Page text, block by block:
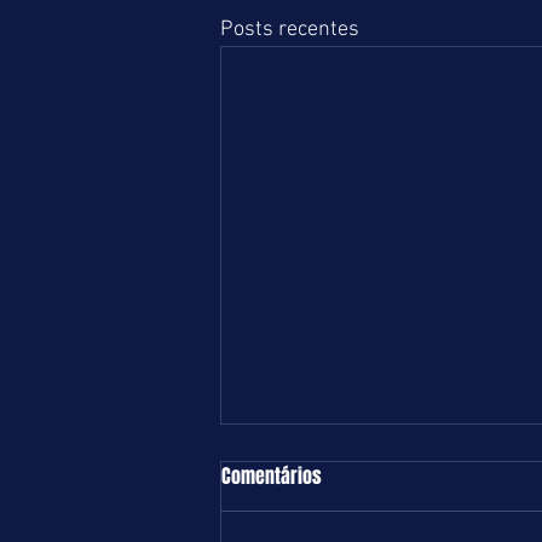
Posts recentes
TURFE = DOMINGO = 09.08.26 = SP
Boa e equilibrada programação
Comentários